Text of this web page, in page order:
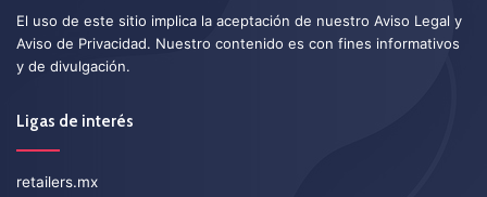
El uso de este sitio implica la aceptación de nuestro Aviso Legal y
Aviso de Privacidad. Nuestro contenido es con fines informativos
y de divulgación.
Ligas de interés
retailers.mx